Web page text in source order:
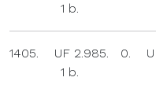
1 b.
1405. UF 2.985.
1 b.